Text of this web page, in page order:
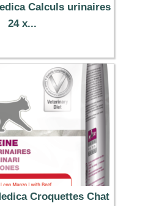
Calculs urinaires
24 x...
€
Croquettes Chat